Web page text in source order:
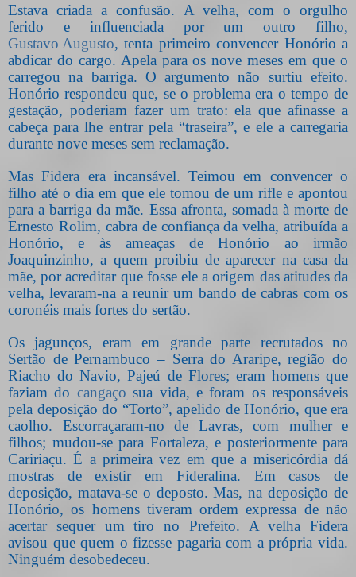
Estava criada a confusão. A velha, com o orgulho
ferido e influenciada por um outro filho,
Gustavo Augusto, tenta primeiro convencer Honório a
abdicar do cargo. Apela para os nove meses em que o
carregou na barriga. O argumento não surtiu efeito.
Honório respondeu que, se o problema era o tempo de
gestação, poderiam fazer um trato: ela que afinasse a
cabeça para lhe entrar pela “traseira”, e ele a carregaria
durante nove meses sem reclamação.
Mas Fidera era incansável. Teimou em convencer o
filho até o dia em que ele tomou de um rifle e apontou
para a barriga da mãe. Essa afronta, somada à morte de
Ernesto Rolim, cabra de confiança da velha, atribuída a
Honório, e às ameaças de Honório ao irmão
Joaquinzinho, a quem proibiu de aparecer na casa da
mãe, por acreditar que fosse ele a origem das atitudes da
velha, levaram-na a reunir um bando de cabras com os
coronéis mais fortes do sertão.
Os jagunços, eram em grande parte recrutados no
Sertão de Pernambuco – Serra do Araripe, região do
Riacho do Navio, Pajeú de Flores; eram homens que
faziam do cangaço sua vida, e foram os responsáveis
pela deposição do “Torto”, apelido de Honório, que era
caolho. Escorraçaram-no de Lavras, com mulher e
filhos; mudou-se para Fortaleza, e posteriormente para
Caririaçu. É a primeira vez em que a misericórdia dá
mostras de existir em Fideralina. Em casos de
deposição, matava-se o deposto. Mas, na deposição de
Honório, os homens tiveram ordem expressa de não
acertar sequer um tiro no Prefeito. A velha Fidera
avisou que quem o fizesse pagaria com a própria vida.
Ninguém desobedeceu.